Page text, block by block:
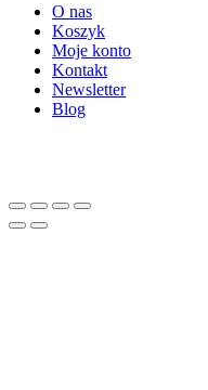
O nas
Koszyk
Moje konto
Kontakt
Newsletter
Blog